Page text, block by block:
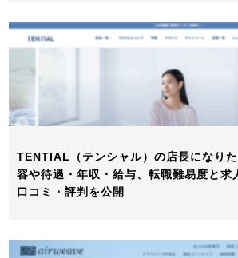
TENTIAL（テンシャル）の店長になり
容や待遇・年収・給与、転職難易度と求
口コミ・評判を公開